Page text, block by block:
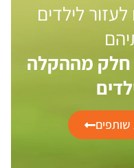
לעזור לילדים
חלק מההקלה
שותפים